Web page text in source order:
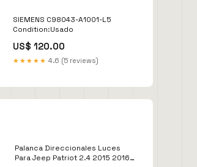
SIEMENS C98043-A1001-L5
Condition:Usado
US$ 120.00
★★★★★ 4.6 (5 reviews)
Palanca Direccionales Luces
Para Jeep Patriot 2.4 2015 2016